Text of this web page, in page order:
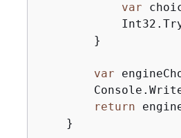
var
        }
var
return
    }